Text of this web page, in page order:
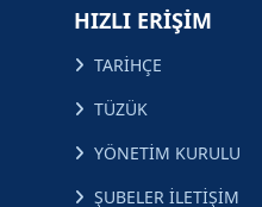
HIZLI ERİŞİM
TARİHÇE
TÜZÜK
YÖNETİM KURULU
ŞUBELER İLETİŞİM